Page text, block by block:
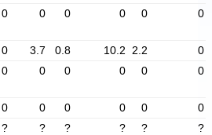
0 0 0 0 0 0
0 3.7 0.8 10.2 2.2
0
0 0 0 0 0 0
0 0 0 0 0
0
? ? ? ? ? ?